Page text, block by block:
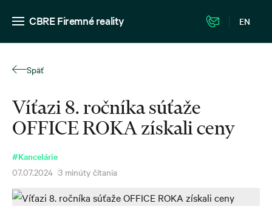
CBRE Firemné reality EN
Späť
#Kancelárie
07.07.2024 3 minúty čítania
Víťazi 8. ročníka súťaže
OFFICE ROKA získali ceny